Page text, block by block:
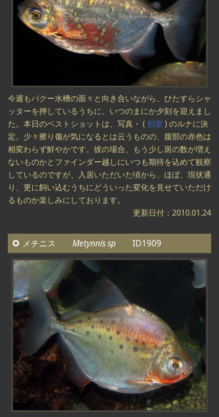
今週もパクー水槽の面々と向き合いながら、ひたすらシャ
ッターを押しているうちに、いつのまにか夕刻を迎えまし
た。本日のベストショットは、写真・ ( 別室 ) のルナに決
定。少々擦り傷が気になるとは云うものの、腹部の赤色は
相変わらず鮮やかです。彼の場合、もう少し斑の数が増え
ないものかとファインダー越しにいつも期待を込めて観察
しているのですが、入居いただいた頃から、ほぼ、現状通
り、更に飼い込むうちにどういった変化を見せていただけ
るものか楽しみにしております。
更新日付：2010.01.24
メチニス Metynnis sp ID1909